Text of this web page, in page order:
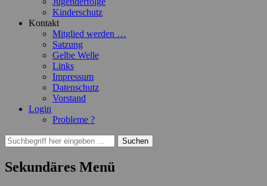
Kinderschutz
Kontakt
Mitglied werden …
Satzung
Gelbe Welle
Links
Impressum
Datenschutz
Vorstand
Login
Probleme ?
Suchen
Suchen
nach:
Sekundäres Menü